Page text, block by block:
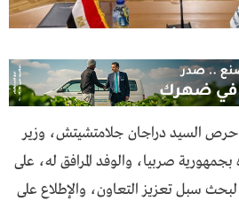
حرص السيد دراجان جلامتشيتش، وزير
بجمهورية صربيا، والوفد المرافق له، على
لبحث سبل تعزيز التعاون، والإطلاع على